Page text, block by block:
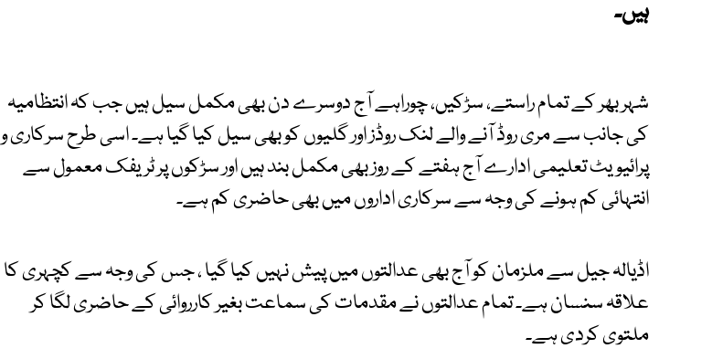
ہیں۔
شہر بھر کے تمام راستے، سڑکیں، چوراہے آج دوسرے دن بھی مکمل سیل ہیں جب کہ انتظامیہ
کی جانب سے مری روڈ آنے والے لنک روڈز اور گلیوں کو بھی سیل کیا گیا ہے۔ اسی طرح سرکاری و
پرائیویٹ تعلیمی ادارے آج ہفتے کے روز بھی مکمل بند ہیں اور سڑکوں پر ٹریفک معمول سے
انتہائی کم ہونے کی وجہ سے سرکاری اداروں میں بھی حاضری کم ہے۔
اڈیالہ جیل سے ملزمان کو آج بھی عدالتوں میں پیش نہیں کیا گیا ، جس کی وجہ سے کچہری کا
علاقہ سنسان ہے۔ تمام عدالتوں نے مقدمات کی سماعت بغیر کارروائی کے حاضری لگا کر
ملتوی کردی ہے۔